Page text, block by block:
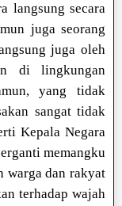
langsung secara
juga seorang
juga oleh
di lingkungan
yang tidak
sangat tidak
Kepala Negara
memangku
warga dan rakyat
terhadap wajah